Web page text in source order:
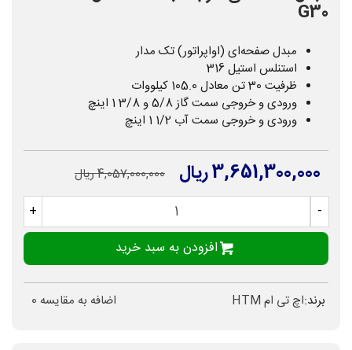
G30
مبدل صفحه‌ای (اواپراتور) تک مدار
استنلس استیل 316
ظرفیت 30 تن معادل 105.0 کیلووات
ورودی و خروجی سمت گاز 5/8 و 3/8 1 اینچ
ورودی و خروجی سمت آب 1/2 1 اینچ
3,651,300,000 ریال 4,057,000,000 ریال
-
+
افزودن به سبد خرید
برند:اچ تی ام HTM اضافه به مقایسه 0